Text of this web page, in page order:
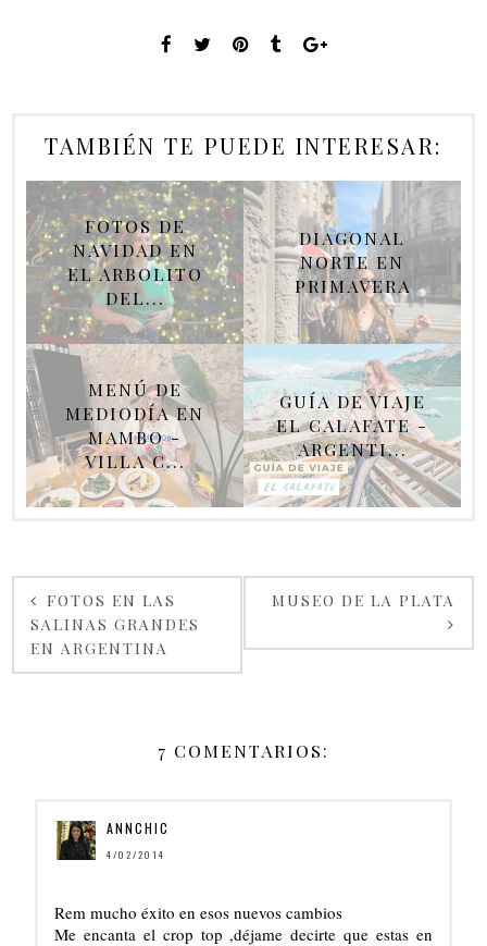
TAMBIÉN TE PUEDE INTERESAR:
FOTOS DE
NAVIDAD EN
EL ARBOLITO
DEL...
DIAGONAL
NORTE EN
PRIMAVERA
MENÚ DE
MEDIODÍA EN
MAMBO -
VILLA C...
GUÍA DE VIAJE
EL CALAFATE -
ARGENTI...
FOTOS EN LAS
SALINAS GRANDES
EN ARGENTINA
MUSEO DE LA PLATA
7 COMENTARIOS:
ANNCHIC
4/02/2014
Rem mucho éxito en esos nuevos cambios
Me encanta el crop top ,déjame decirte que estas en